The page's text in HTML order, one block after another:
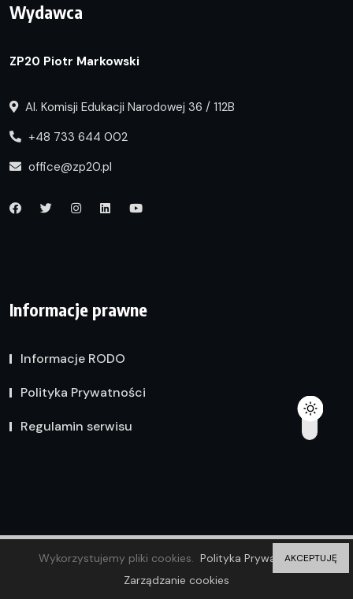
Wydawca
ZP20 Piotr Markowski
Al. Komisji Edukacji Narodowej 36 / 112B
+48 733 644 002
office@zp20.pl
Informacje prawne
Informacje RODO
Polityka Prywatności
Regulamin serwisu
Ostatnie wpisy
Wykorzystujemy pliki cookies. Polityka Prywatności
Zarządzanie cookies
AKCEPTUJĘ